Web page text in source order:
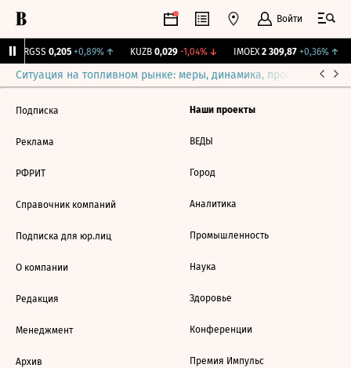
Войти
RGSS 0,205 +0,89%↑ KUZB 0,029 -1,04%↓ IMOEX 2 309,87 +0,36%↑
Ситуация на топливном рынке: меры, динамика, прогнозы
Подписка
Реклама
РФРИТ
Справочник компаний
Подписка для юр.лиц
О компании
Редакция
Менеджмент
Архив
Наши проекты
ВЕДЫ
Город
Аналитика
Промышленность
Наука
Здоровье
Конференции
Премия Импульс